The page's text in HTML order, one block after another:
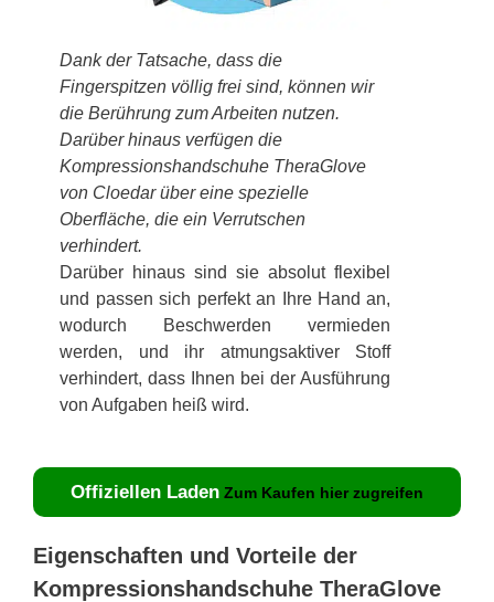
Dank der Tatsache, dass die
Fingerspitzen völlig frei sind, können wir
die Berührung zum Arbeiten nutzen.
Darüber hinaus verfügen die
Kompressionshandschuhe TheraGlove
von Cloedar über eine spezielle
Oberfläche, die ein Verrutschen
verhindert.
Darüber hinaus sind sie absolut flexibel
und passen sich perfekt an Ihre Hand an,
wodurch Beschwerden vermieden
werden, und ihr atmungsaktiver Stoff
verhindert, dass Ihnen bei der Ausführung
von Aufgaben heiß wird.
Offiziellen Laden Zum Kaufen hier zugreifen
Eigenschaften und Vorteile der
Kompressionshandschuhe TheraGlove